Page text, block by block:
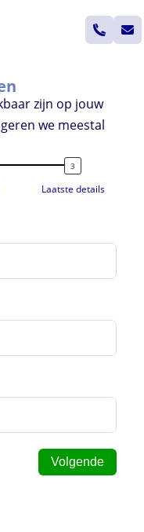
zijn op jouw
we meestal
Laatste details
Volgende